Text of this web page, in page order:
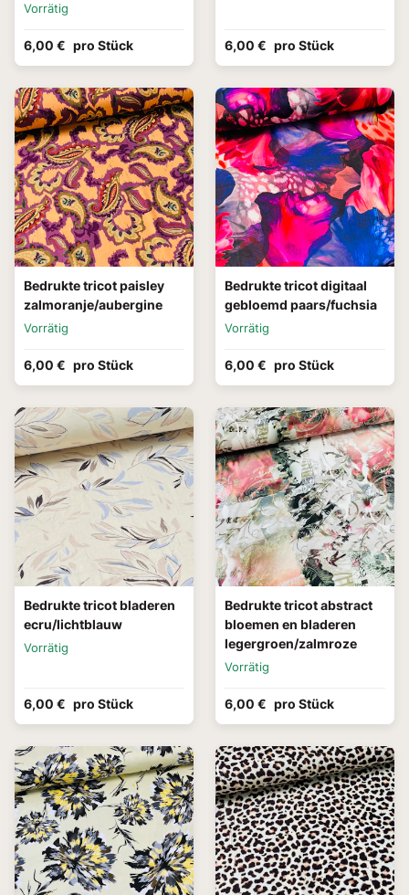
Vorrätig
6,00 € pro Stück 6,00 € pro Stück
Bedrukte tricot paisley
zalmoranje/aubergine
Vorrätig
6,00 € pro Stück
Bedrukte tricot digitaal
gebloemd paars/fuchsia
Vorrätig
6,00 € pro Stück
Bedrukte tricot bladeren
ecru/lichtblauw
Vorrätig
6,00 € pro Stück
Bedrukte tricot abstract
bloemen en bladeren
legergroen/zalmroze
Vorrätig
6,00 € pro Stück